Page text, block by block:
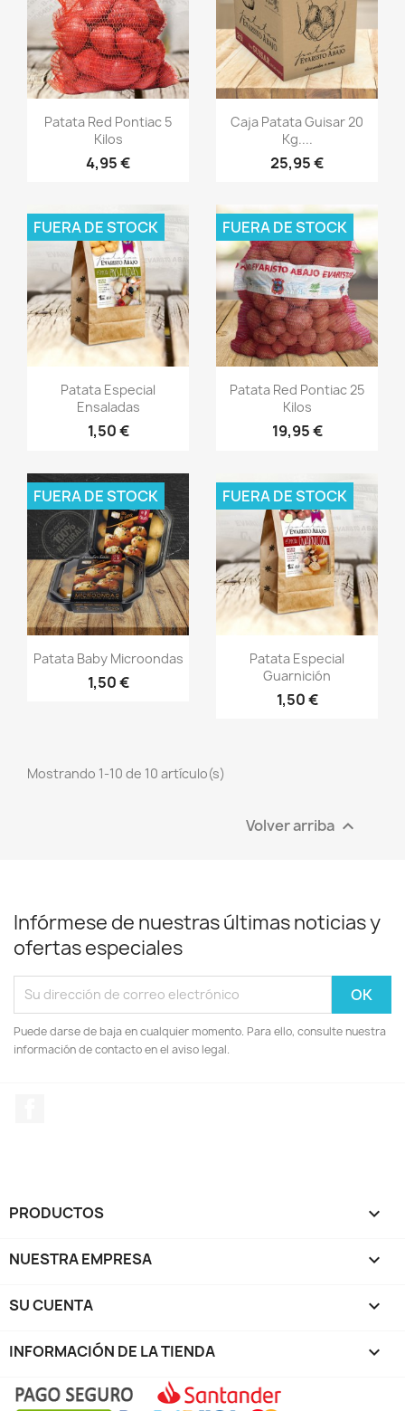
Vista rápida
Patata Red Pontiac 5
Kilos
4,95 €
Vista rápida
Caja Patata Guisar 20
Kg....
25,95 €
Vista rápida
Patata Especial
Ensaladas
1,50 €
FUERA DE STOCK
Vista rápida
Patata Red Pontiac 25
Kilos
19,95 €
FUERA DE STOCK
Vista rápida
Patata Baby Microondas
1,50 €
FUERA DE STOCK
Vista rápida
Patata Especial
Guarnición
1,50 €
FUERA DE STOCK
Mostrando 1-10 de 10 artículo(s)
Volver arriba 
Infórmese de nuestras últimas noticias y
ofertas especiales
Puede darse de baja en cualquier momento. Para ello, consulte nuestra
información de contacto en el aviso legal.
PRODUCTOS 
NUESTRA EMPRESA 
SU CUENTA 
INFORMACIÓN DE LA TIENDA keyboard_arrow_down